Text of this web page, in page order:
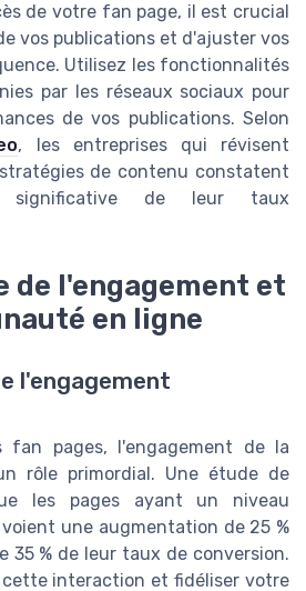
de votre fan page, il est crucial
vos publications et d'ajuster vos
Utilisez les fonctionnalités
par les réseaux sociaux pour
de vos publications. Selon
, les entreprises qui révisent
de contenu constatent
significative de leur taux
de l'engagement et
en ligne
l'engagement
fan pages, l'engagement de la
rôle primordial. Une étude de
les pages ayant un niveau
une augmentation de 25 %
35 % de leur taux de conversion.
cette interaction et fidéliser votre